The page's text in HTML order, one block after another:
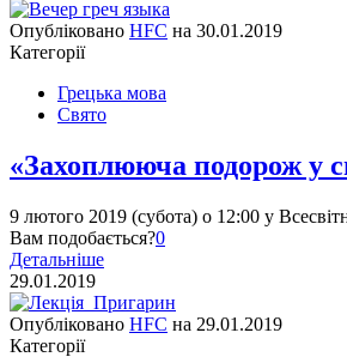
Опубліковано HFC на 30.01.2019
Категорії
Грецька мова
Свято
«Захоплююча подорож у
9 лютого 2019 (субота) о 12:00 у
Вам подобається?0
Детальніше
29.01.2019
Опубліковано HFC на 29.01.2019
Категорії